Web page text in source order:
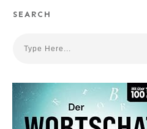
SEARCH